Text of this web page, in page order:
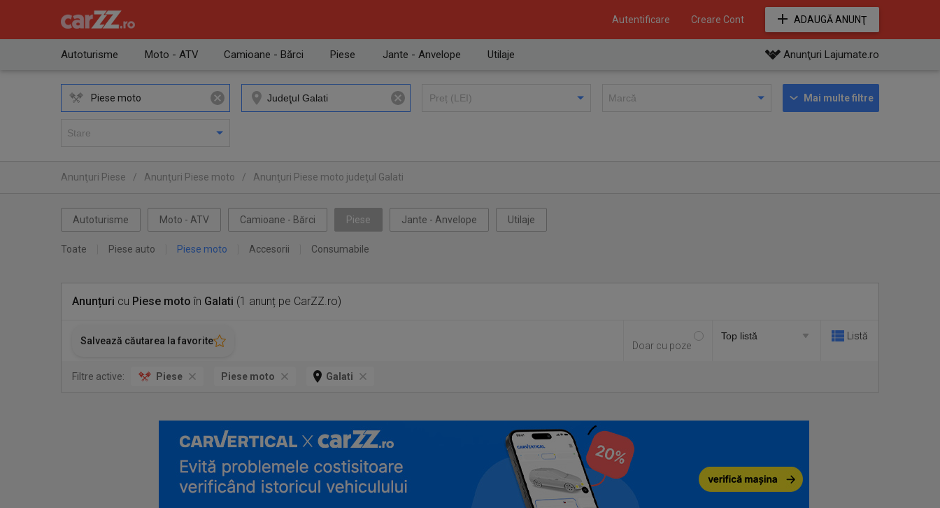
Autentificare Creare Cont ADAUGĂ ANUNŢ
Autoturisme Moto - ATV Camioane - Bărci Piese Jante - Anvelope Utilaje Anunţuri Lajumate.ro
Piese moto Mai multe filtre
Anunţuri Piese / Anunţuri Piese moto / Anunţuri Piese moto judeţul Galati
Autoturisme Moto - ATV Camioane - Bărci Piese Jante - Anvelope Utilaje
Toate Piese auto Piese moto Accesorii Consumabile
Anunțuri cu Piese moto în Galati (1 anunț pe CarZZ.ro)
Salvează căutarea la favorite Doar cu poze
Listă
Filtre active: Piese Piese moto Galati